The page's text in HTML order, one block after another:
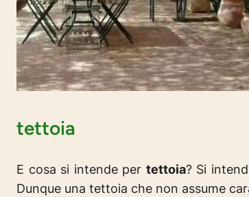
tettoia
E cosa si intende per tettoia? Si
Dunque una tettoia che non assume